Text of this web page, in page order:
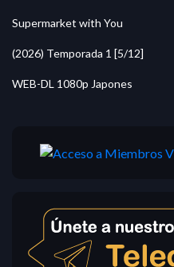
Supermarket with You
(2026) Temporada 1 [5/12]
WEB-DL 1080p Japones